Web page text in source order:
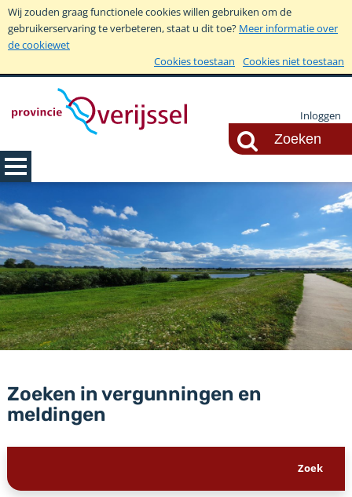
Wij zouden graag functionele cookies willen gebruiken om de
gebruikerservaring te verbeteren, staat u dit toe? Meer informatie over
de cookiewet
Cookies toestaan
Cookies niet toestaan
Inloggen
Zoeken in vergunningen en
meldingen